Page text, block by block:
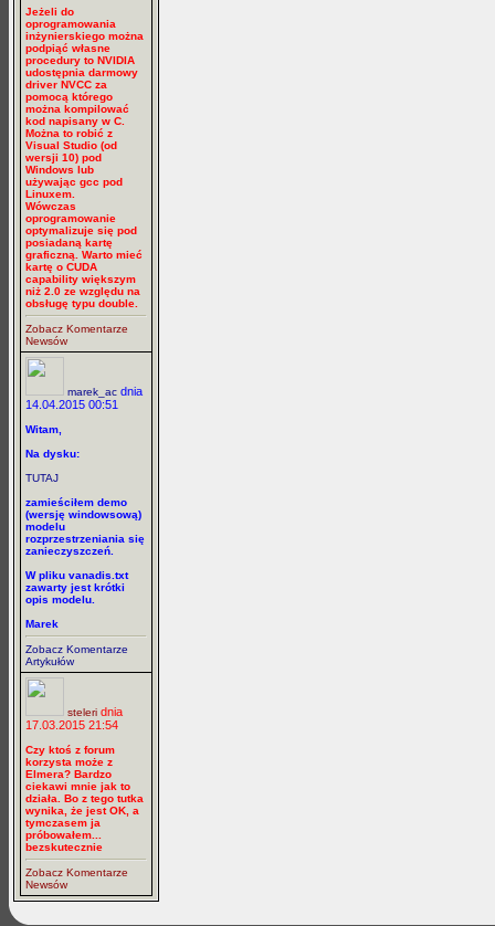
Jeżeli do
oprogramowania
inżynierskiego można
podpiąć własne
procedury to NVIDIA
udostępnia darmowy
driver NVCC za
pomocą którego
można kompilować
kod napisany w C.
Można to robić z
Visual Studio (od
wersji 10) pod
Windows lub
używając gcc pod
Linuxem.
Wówczas
oprogramowanie
optymalizuje się pod
posiadaną kartę
graficzną. Warto mieć
kartę o CUDA
capability większym
niż 2.0 ze względu na
obsługę typu double.
Zobacz Komentarze
Newsów
marek_ac dnia
14.04.2015 00:51
Witam,
Na dysku:
TUTAJ
zamieściłem demo
(wersję windowsową)
modelu
rozprzestrzeniania się
zanieczyszczeń.
W pliku vanadis.txt
zawarty jest krótki
opis modelu.
Marek
Zobacz Komentarze
Artykułów
steleri dnia
17.03.2015 21:54
Czy ktoś z forum
korzysta może z
Elmera? Bardzo
ciekawi mnie jak to
działa. Bo z tego tutka
wynika, że jest OK, a
tymczasem ja
próbowałem...
bezskutecznie
Zobacz Komentarze
Newsów